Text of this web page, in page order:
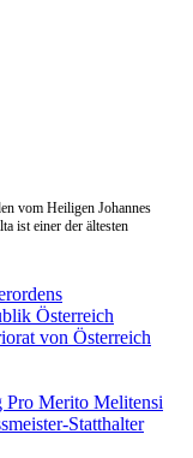
vom Heiligen Johannes
ist einer der ältesten
Österreich
von Österreich
Pro Merito Melitensi
Statthalter